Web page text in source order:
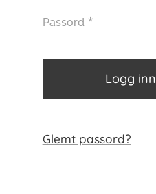
Passord
Logg inn
Glemt passord?